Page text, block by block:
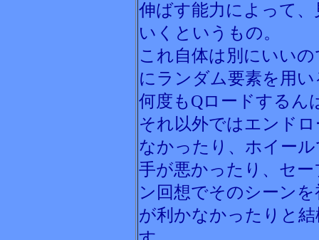
伸ばす能力によって
いくというもの。
これ自体は別にいい
にランダム要素を用
何度もQロードするん
それ以外ではエンド
なかったり、ホイー
手が悪かったり、セ
ン回想でそのシーン
が利かなかったりと